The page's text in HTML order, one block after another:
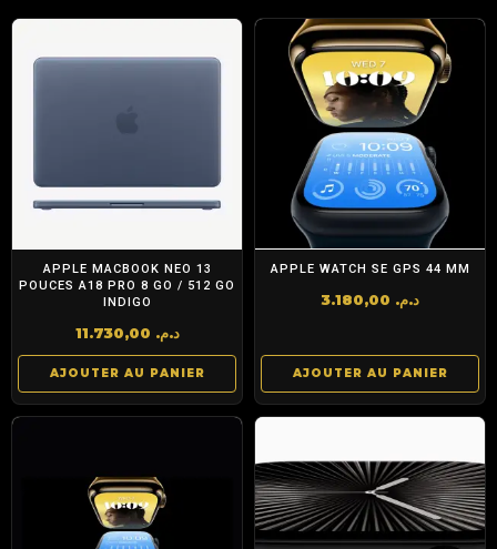
APPLE MACBOOK NEO 13
POUCES A18 PRO 8 GO / 512 GO
INDIGO
د.م.
AJOUTER AU PANIER
APPLE WATCH SE GPS 44 MM
د.م.
AJOUTER AU PANIER